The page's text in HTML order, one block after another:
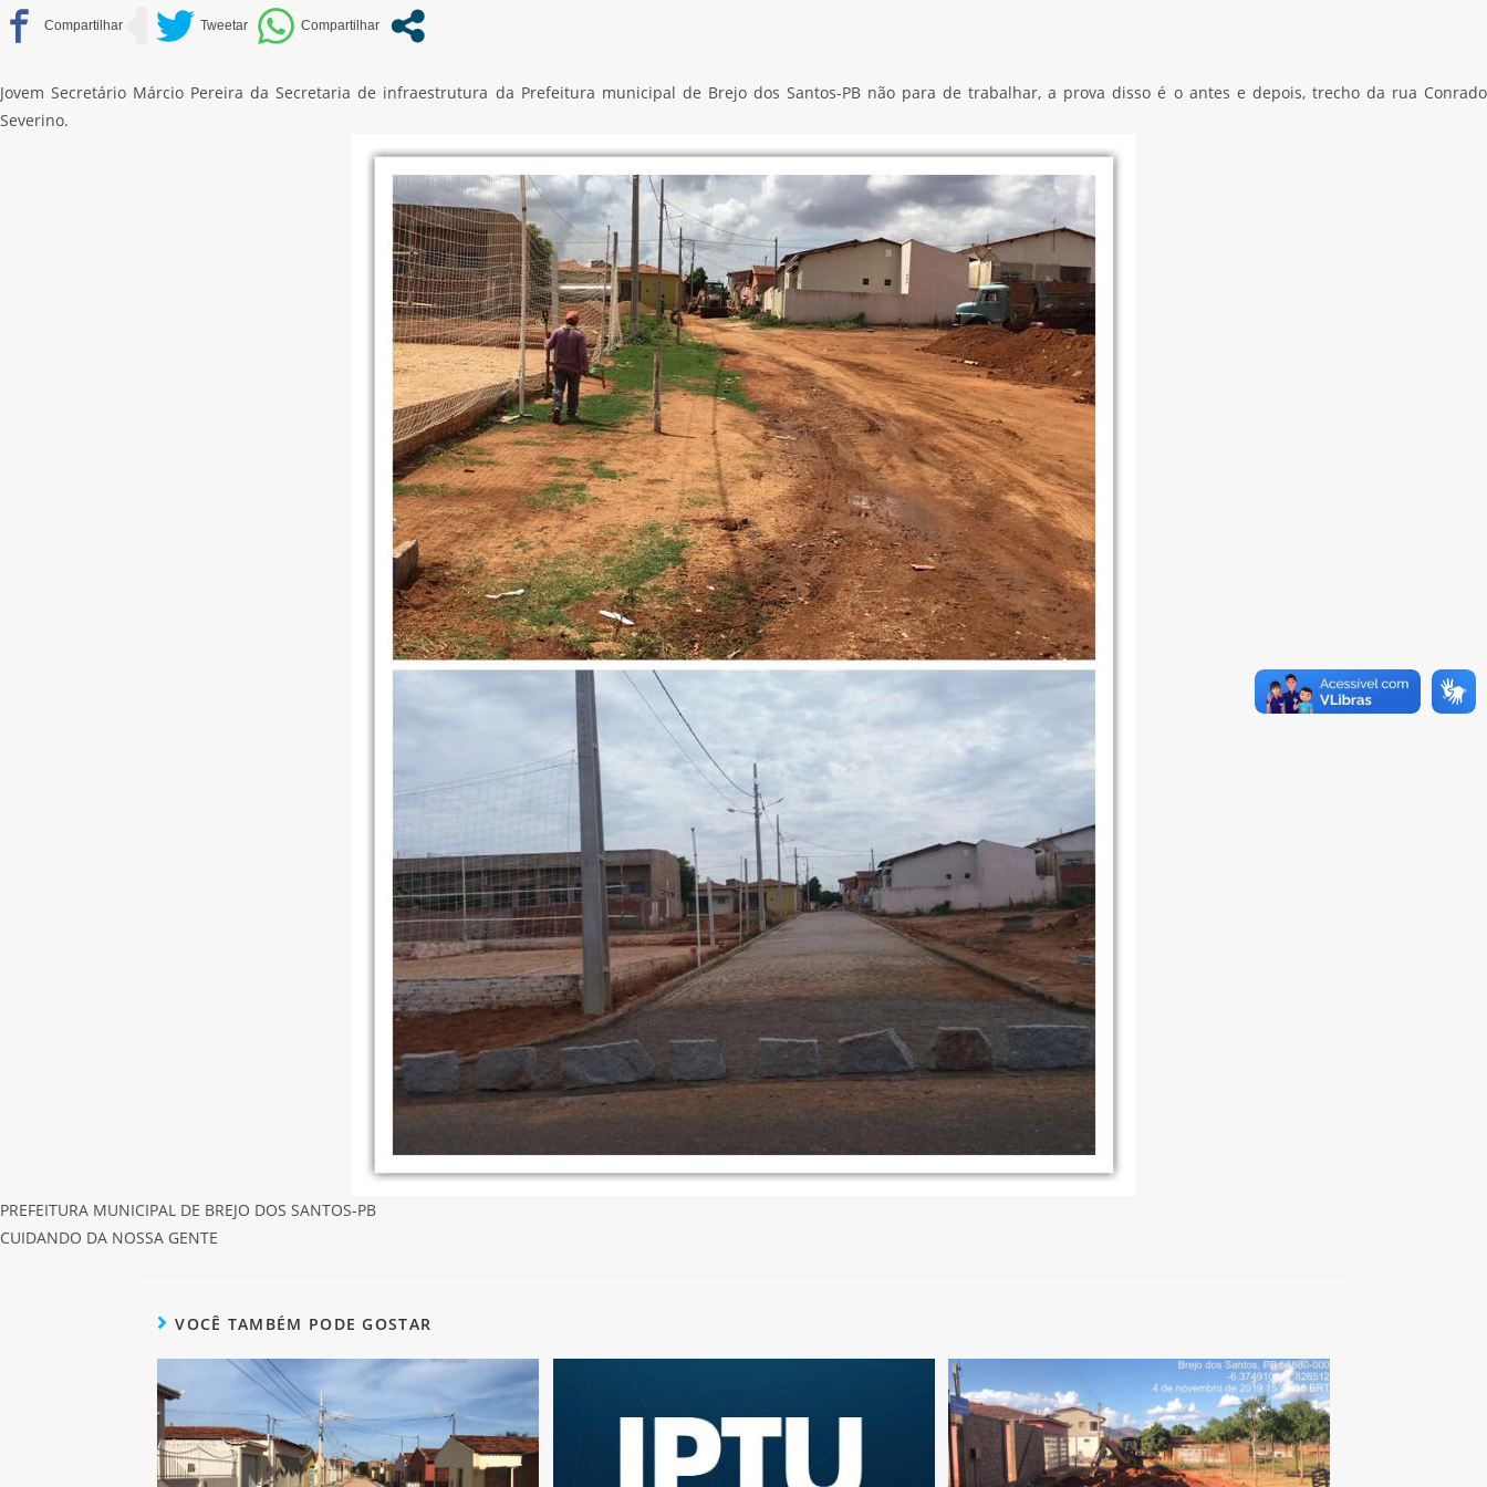
Jovem Secretário Márcio Pereira da Secretaria de infraestrutura da Prefeitura municipal de Brejo dos Santos-PB não para de trabalhar, a prova disso é o antes e depois, trecho da rua Conrado
Severino.
PREFEITURA MUNICIPAL DE BREJO DOS SANTOS-PB
CUIDANDO DA NOSSA GENTE
VOCÊ TAMBÉM PODE GOSTAR